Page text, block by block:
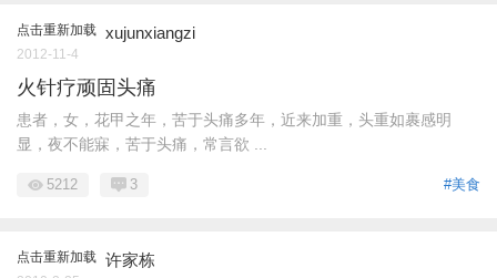
点击重新加载 xujunxiangzi
2012-11-4
火针疗顽固头痛
患者，女，花甲之年，苦于头痛多年，近来加重，头重如裹感明
显，夜不能寐，苦于头痛，常言欲 ...
#美食
5212 3
点击重新加载 许家栋